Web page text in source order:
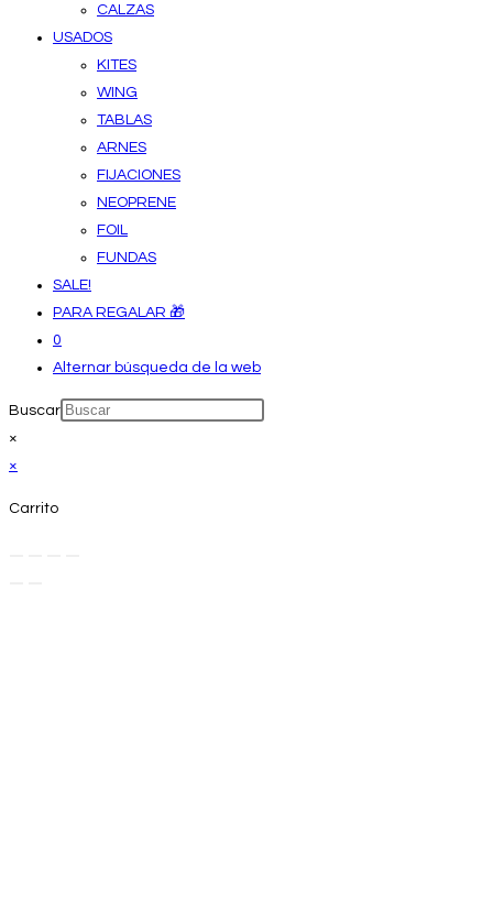
CALZAS
USADOS
KITES
WING
TABLAS
ARNES
FIJACIONES
NEOPRENE
FOIL
FUNDAS
SALE!
PARA REGALAR 🎁
0
Alternar búsqueda de la web
Buscar
×
×
Carrito